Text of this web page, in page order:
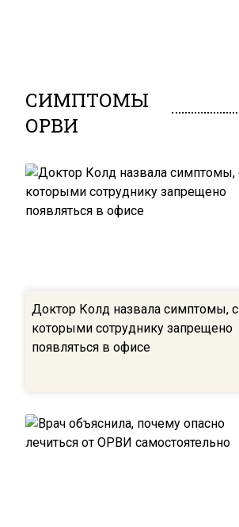
СИМПТОМЫ
ОРВИ
Доктор Колд назвала симптомы, с
которыми сотруднику запрещено
появляться в офисе